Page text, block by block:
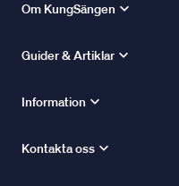
Om KungSängen
Guider & Artiklar
Information
Kontakta oss